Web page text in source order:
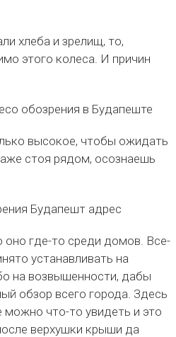
хлеба и зрелищ, то,
этого колеса. И причин
высокое, чтобы ожидать
стоя рядом, осознаешь
оно где-то среди домов. Все-
устанавливать на
на возвышенности, дабы
обзор всего города. Здесь
можно что-то увидеть и это
верхушки крыши да